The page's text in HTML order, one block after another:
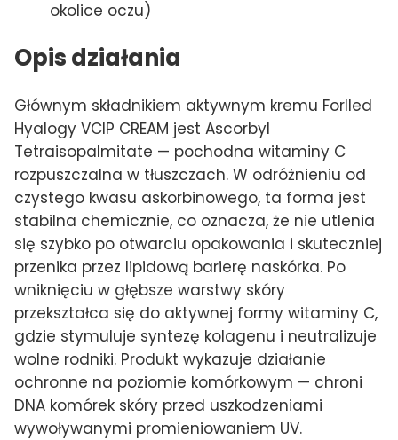
okolice oczu)
Opis działania
Głównym składnikiem aktywnym kremu Forlled
Hyalogy VCIP CREAM jest Ascorbyl
Tetraisopalmitate — pochodna witaminy C
rozpuszczalna w tłuszczach. W odróżnieniu od
czystego kwasu askorbinowego, ta forma jest
stabilna chemicznie, co oznacza, że nie utlenia
się szybko po otwarciu opakowania i skuteczniej
przenika przez lipidową barierę naskórka. Po
wniknięciu w głębsze warstwy skóry
przekształca się do aktywnej formy witaminy C,
gdzie stymuluje syntezę kolagenu i neutralizuje
wolne rodniki. Produkt wykazuje działanie
ochronne na poziomie komórkowym — chroni
DNA komórek skóry przed uszkodzeniami
wywoływanymi promieniowaniem UV.